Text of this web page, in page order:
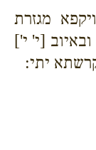
מגזרת
[י' י']
יתי: